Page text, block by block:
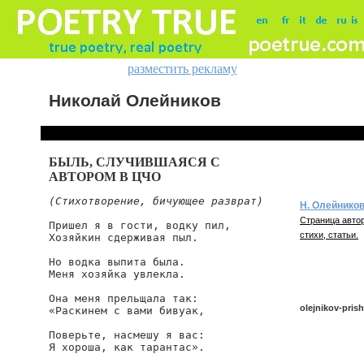
разместить рекламу
Николай Олейников
БЫЛЬ, СЛУЧИВШАЯСЯ С
АВТОРОМ В ЦЧО
(Стихотворение, бичующее разврат)
Пришел я в гости, водку пил,
Хозяйкин сдерживая пыл.
Но водка выпита была.
Меня хозяйка увлекла.
Она меня прельщала так:
«Раскинем с вами бивуак,
Поверьте, насмешу я вас:
Я хороша, как тарантас».
Н. Олейников
Страница
стихи, статьи.
olejnikov-